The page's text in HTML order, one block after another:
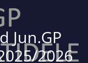
Jun.GP
2026